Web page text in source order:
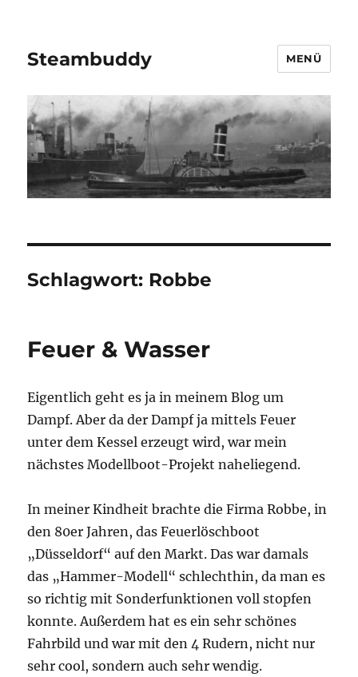
Steambuddy MENÜ
Schlagwort: Robbe
Feuer & Wasser
Eigentlich geht es ja in meinem Blog um
Dampf. Aber da der Dampf ja mittels Feuer
unter dem Kessel erzeugt wird, war mein
nächstes Modellboot-Projekt naheliegend.
In meiner Kindheit brachte die Firma Robbe, in
den 80er Jahren, das Feuerlöschboot
„Düsseldorf“ auf den Markt. Das war damals
das „Hammer-Modell“ schlechthin, da man es
so richtig mit Sonderfunktionen voll stopfen
konnte. Außerdem hat es ein sehr schönes
Fahrbild und war mit den 4 Rudern, nicht nur
sehr cool, sondern auch sehr wendig.